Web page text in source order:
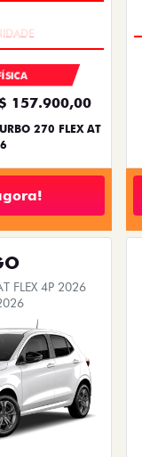
157.900,00
270 FLEX AT
FLEX 4P 2026